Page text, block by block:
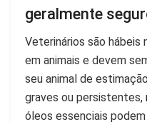
geralmente
Veterinários são hábeis
em animais e devem
seu animal de
graves ou
óleos essenciais